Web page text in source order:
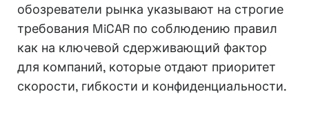
обозреватели рынка указывают на строгие
требования MiCAR по соблюдению правил
как на ключевой сдерживающий фактор
для компаний, которые отдают приоритет
скорости, гибкости и конфиденциальности.